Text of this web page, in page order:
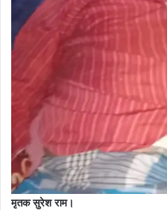
मृतक सुरेश राम।